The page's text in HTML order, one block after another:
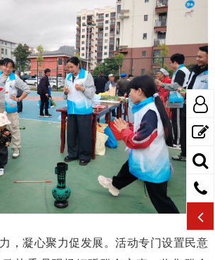
，凝心聚力促发展。活动专门设置民意